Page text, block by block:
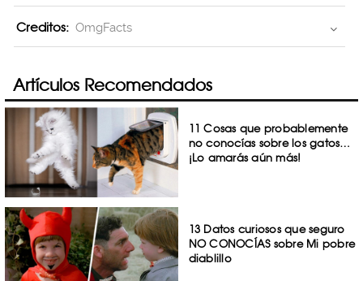
Creditos: OmgFacts
Artículos Recomendados
11 Cosas que probablemente
no conocías sobre los gatos…
¡Lo amarás aún más!
13 Datos curiosos que seguro
NO CONOCÍAS sobre Mi pobre
diablillo